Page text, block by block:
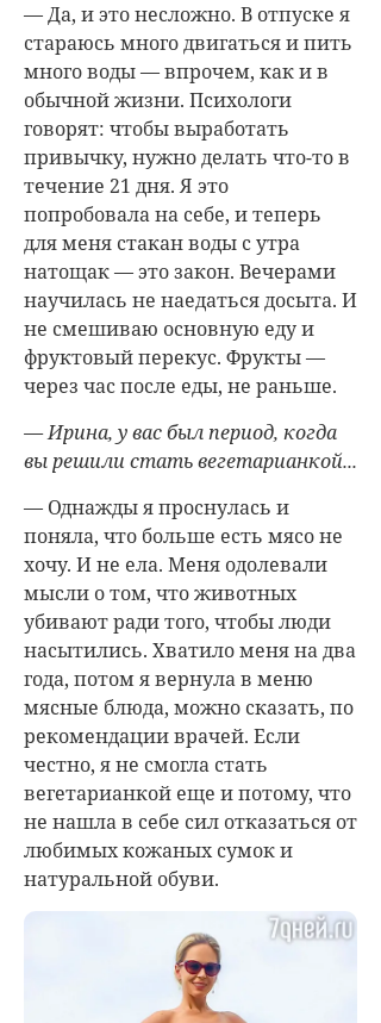
— Да, и это несложно. В отпуске я
стараюсь много двигаться и пить
много воды — впрочем, как и в
обычной жизни. Психологи
говорят: чтобы выработать
привычку, нужно делать что-то в
течение 21 дня. Я это
попробовала на себе, и теперь
для меня стакан воды с утра
натощак — это закон. Вечерами
научилась не наедаться досыта. И
не смешиваю основную еду и
фруктовый перекус. Фрукты —
через час после еды, не раньше.
— Ирина, у вас был период, когда
вы решили стать вегетарианкой...
— Однажды я проснулась и
поняла, что больше есть мясо не
хочу. И не ела. Меня одолевали
мысли о том, что животных
убивают ради того, чтобы люди
насытились. Хватило меня на два
года, потом я вернула в меню
мясные блюда, можно сказать, по
рекомендации врачей. Если
честно, я не смогла стать
вегетарианкой еще и потому, что
не нашла в себе сил отказаться от
любимых кожаных сумок и
натуральной обуви.